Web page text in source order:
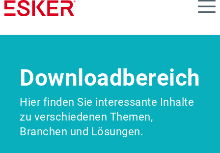
Skip
to
content
Downloadbereich
Hier finden Sie interessante Inhalte
zu verschiedenen Themen,
Branchen und Lösungen.